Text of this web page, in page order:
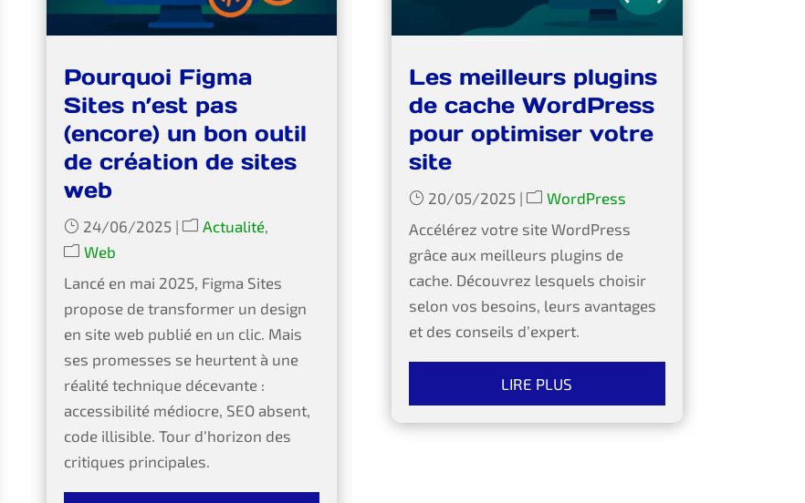
Pourquoi Figma
Sites n’est pas
(encore) un bon outil
de création de sites
web
24/06/2025 | Actualité,
Web
Lancé en mai 2025, Figma Sites
propose de transformer un design
en site web publié en un clic. Mais
ses promesses se heurtent à une
réalité technique décevante :
accessibilité médiocre, SEO absent,
code illisible. Tour d’horizon des
critiques principales.
Les meilleurs plugins
de cache WordPress
pour optimiser votre
site
20/05/2025 |
WordPress
Accélérez votre site WordPress
grâce aux meilleurs plugins de
cache. Découvrez lesquels choisir
selon vos besoins, leurs avantages
et des conseils d’expert.
LIRE PLUS